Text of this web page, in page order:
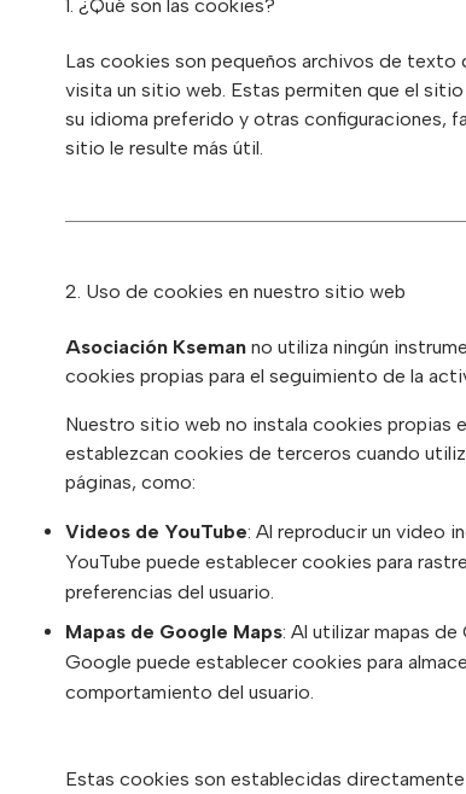
1. ¿Qué son las cookies?
Las cookies son pequeños archivos de texto
visita un sitio web. Estas permiten que el
su idioma preferido y otras configuraciones,
sitio le resulte más útil.
2. Uso de cookies en nuestro sitio web
Asociación Ksemanno utiliza ningún
cookies propias para el seguimiento de la
Nuestro sitio web no instala cookies propias
establezcan cookies de terceros cuando
páginas, como:
Videos de YouTube: Al reproducir un video
YouTube puede establecer cookies para
preferencias del usuario.
Mapas de Google Maps: Al utilizar mapas
Google puede establecer cookies para
comportamiento del usuario.
Estas cookies son establecidas